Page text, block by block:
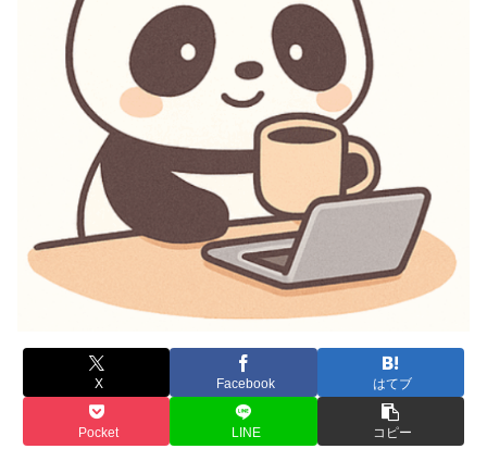
X Facebook はてブ
Pocket LINE コピー